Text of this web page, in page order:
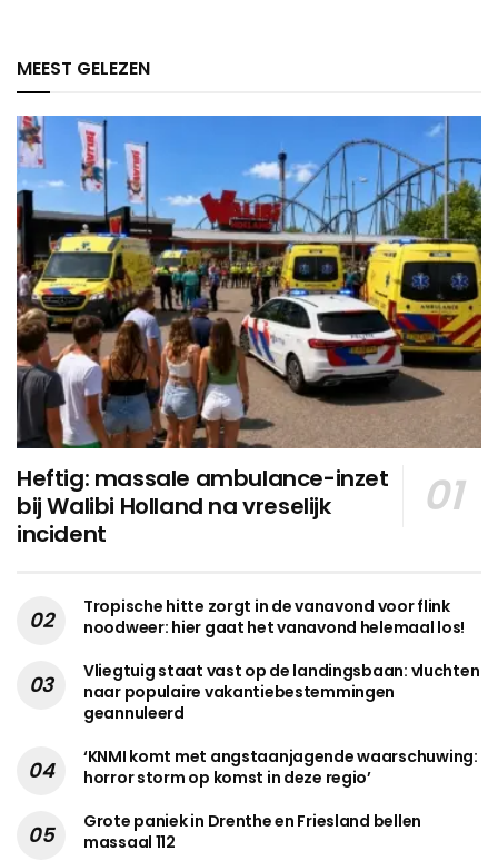
MEEST GELEZEN
Heftig: massale ambulance-inzet
bij Walibi Holland na vreselijk
incident
Tropische hitte zorgt in de vanavond voor flink
noodweer: hier gaat het vanavond helemaal los!
Vliegtuig staat vast op de landingsbaan: vluchten
naar populaire vakantiebestemmingen
geannuleerd
‘KNMI komt met angstaanjagende waarschuwing:
horror storm op komst in deze regio’
Grote paniek in Drenthe en Friesland bellen
massaal 112